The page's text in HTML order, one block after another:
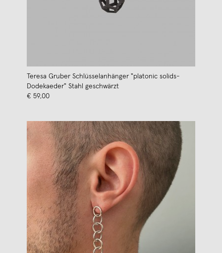
Teresa Gruber Schlüsselanhänger "platonic solids-
Dodekaeder" Stahl geschwärzt
€ 59,00